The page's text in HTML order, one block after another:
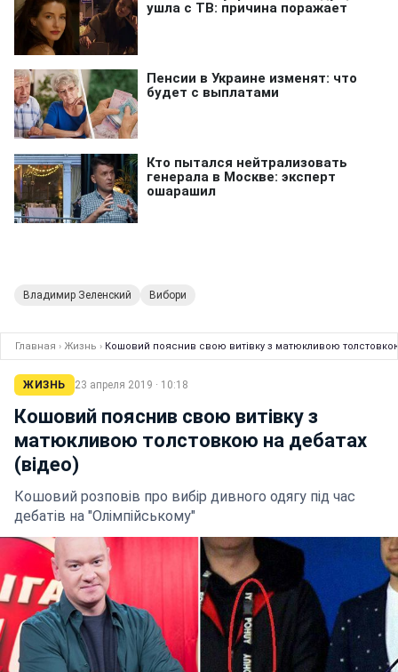
Владимир Зеленский Вибори
Главная › Жизнь › Кошовий пояснив свою витівку з матюкливою
ЖИЗНЬ 23 апреля 2019 · 10:18
Кошовий пояснив свою витівку з
матюкливою толстовкою на дебатах
(відео)
Кошовий розповів про вибір дивного одягу під час
дебатів на "Олімпійському"